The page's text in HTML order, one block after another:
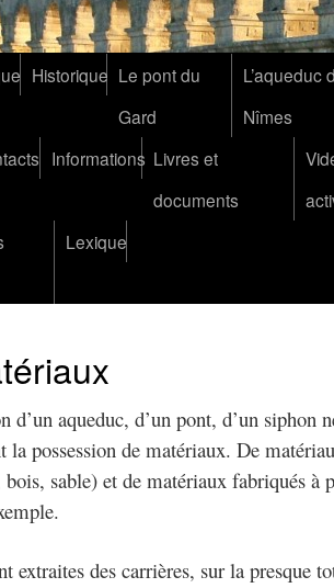
Historique Le pont du
Gard
L’aqueduc
Nîmes
Informations Livres et
documents
Lexique
d’un aqueduc, d’un pont, d’un siphon
la possession de matériaux. De
sable) et de matériaux fabriqués à
extraites des carrières, sur la presque